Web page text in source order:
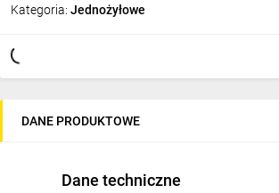
Kategoria: Jednożyłowe
DANE PRODUKTOWE
Dane techniczne